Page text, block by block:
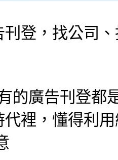
刊登，找公司
的廣告刊登都
代裡，懂得利